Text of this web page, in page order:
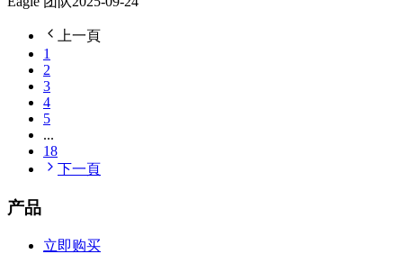
上一頁
1
2
3
4
5
...
18
下一頁
产品
立即购买